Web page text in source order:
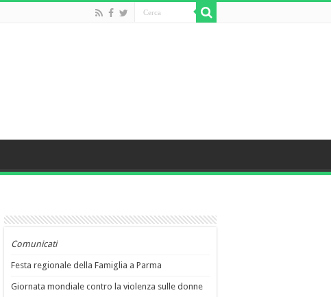
Comunicati
Festa regionale della Famiglia a Parma
Giornata mondiale contro la violenza sulle donne